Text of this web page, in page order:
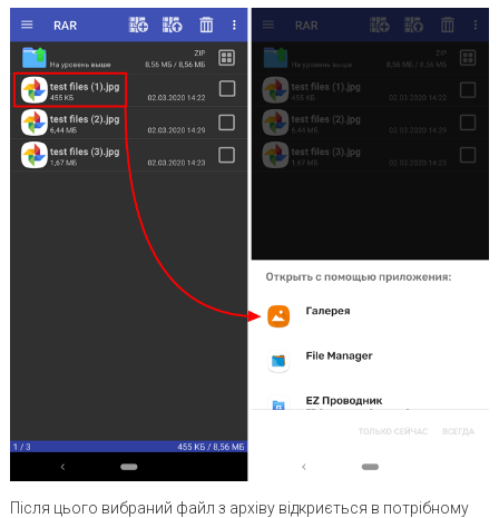
Після цього вибраний файл з архіву відкриється в потрібному